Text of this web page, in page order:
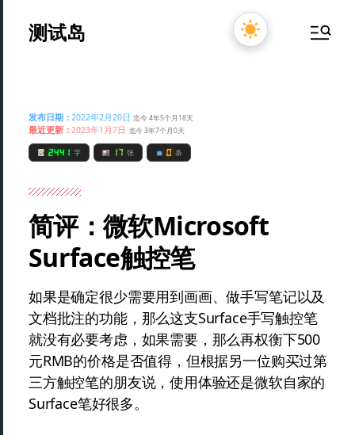
测试岛
发布日期：2022年2月20日 迄今 4年5个月18天
最近更新：2023年1月7日 迄今 3年7个月0天
2441 字 17 张 0 条
简评：微软Microsoft
Surface触控笔
如果是确定很少需要用到画画、做手写笔记以及
文档批注的功能，那么这支Surface手写触控笔
就没有必要考虑，如果需要，那么再权衡下500
元RMB的价格是否值得，但根据另一位购买过第
三方触控笔的朋友说，使用体验还是微软自家的
Surface笔好很多。